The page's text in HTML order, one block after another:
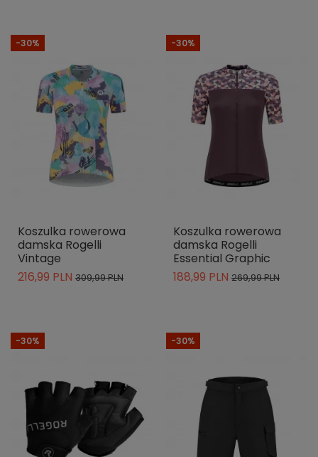
-30%
Koszulka rowerowa
damska Rogelli
Vintage
216,99 PLN 309,99 PLN
-30%
Koszulka rowerowa
damska Rogelli
Essential Graphic
188,99 PLN 269,99 PLN
-30% -30%